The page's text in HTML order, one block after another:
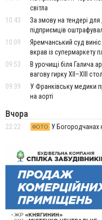
світла
10:43
За змову на тендері
підприємців
10:09
Яремчанський суд
вкрав із супермаркету
09:53
В урочищі біля Галича
вагову гирку XII–XIII
09:39
У Франківську медики
на аорті
Вчора
22:22 ФОТО
У Богородчанах
21:01
Загальна площа всіх
футбольних полів
20:47
На "зебрі" у
18:55
Прикарпаття серед
рекордсмен за
16:48
ВІДЕО Де безпечно
16:20
У Франківську дружина